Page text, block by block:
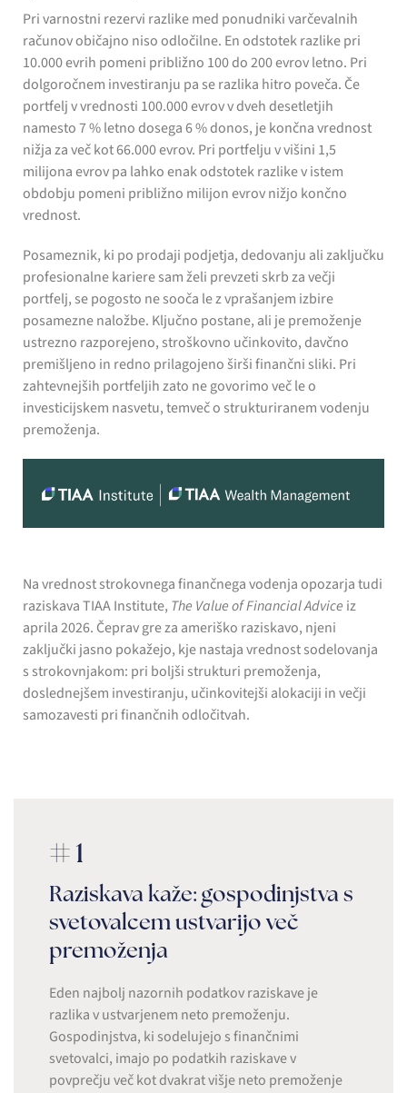
Pri varnostni rezervi razlike med ponudniki varčevalnih
računov običajno niso odločilne. En odstotek razlike pri
10.000 evrih pomeni približno 100 do 200 evrov letno. Pri
dolgoročnem investiranju pa se razlika hitro poveča. Če
portfelj v vrednosti 100.000 evrov v dveh desetletjih
namesto 7 % letno dosega 6 % donos, je končna vrednost
nižja za več kot 66.000 evrov. Pri portfelju v višini 1,5
milijona evrov pa lahko enak odstotek razlike v istem
obdobju pomeni približno milijon evrov nižjo končno
vrednost.
Posameznik, ki po prodaji podjetja, dedovanju ali zaključku
profesionalne kariere sam želi prevzeti skrb za večji
portfelj, se pogosto ne sooča le z vprašanjem izbire
posamezne naložbe. Ključno postane, ali je premoženje
ustrezno razporejeno, stroškovno učinkovito, davčno
premišljeno in redno prilagojeno širši finančni sliki. Pri
zahtevnejših portfeljih zato ne govorimo več le o
investicijskem nasvetu, temveč o strukturiranem vodenju
premoženja.
Na vrednost strokovnega finančnega vodenja opozarja tudi
raziskava TIAA Institute, The Value of Financial Advice iz
aprila 2026. Čeprav gre za ameriško raziskavo, njeni
zaključki jasno pokažejo, kje nastaja vrednost sodelovanja
s strokovnjakom: pri boljši strukturi premoženja,
doslednejšem investiranju, učinkovitejši alokaciji in večji
samozavesti pri finančnih odločitvah.
#1
Raziskava kaže: gospodinjstva s
svetovalcem ustvarijo več
premoženja
Eden najbolj nazornih podatkov raziskave je
razlika v ustvarjenem neto premoženju.
Gospodinjstva, ki sodelujejo s finančnimi
svetovalci, imajo po podatkih raziskave v
povprečju več kot dvakrat višje neto premoženje